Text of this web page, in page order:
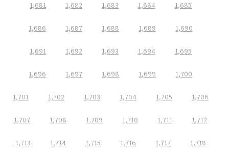
1,681 1,682 1,683 1,684 1,685
1,686 1,687 1,688 1,689 1,690
1,691 1,692 1,693 1,694 1,695
1,696 1,697 1,698 1,699 1,700
1,701 1,702 1,703 1,704 1,705 1,706
1,707 1,708 1,709 1,710 1,711 1,712
1,713 1,714 1,715 1,716 1,717 1,718